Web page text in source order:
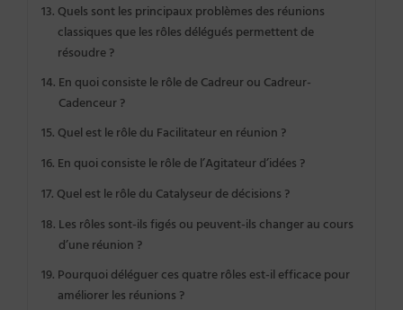
Quels sont les principaux problèmes des réunions
classiques que les rôles délégués permettent de
résoudre ?
En quoi consiste le rôle de Cadreur ou Cadreur-
Cadenceur ?
Quel est le rôle du Facilitateur en réunion ?
En quoi consiste le rôle de l’Agitateur d’idées ?
Quel est le rôle du Catalyseur de décisions ?
Les rôles sont-ils figés ou peuvent-ils changer au cours
d’une réunion ?
Pourquoi déléguer ces quatre rôles est-il efficace pour
améliorer les réunions ?